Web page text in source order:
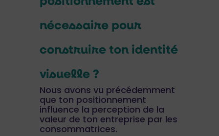
nécessaire pour
construire ton identité
visuelle ?
Nous avons vu précédemment
que ton positionnement
influence la perception de la
valeur de ton entreprise par les
consommatrices.